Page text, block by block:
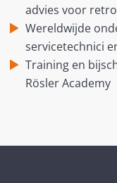
advies voor
Wereldwijde
servicetechnici
Training en
Rösler Academy